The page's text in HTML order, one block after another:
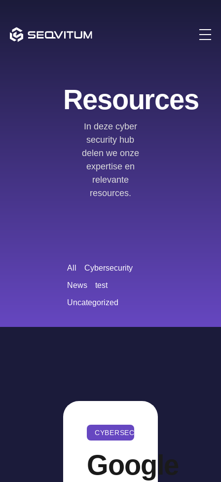
Resources
In deze cyber
security hub
delen we onze
expertise en
relevante
resources.
Cybersecurity
News test
Uncategorized
All
CYBERSECURITY
Google